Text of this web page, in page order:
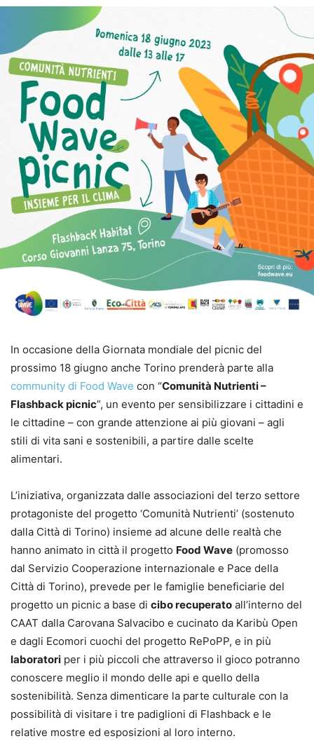
In occasione della Giornata mondiale del picnic del
prossimo 18 giugno anche Torino prenderà parte alla
community di Food Wave con “Comunità Nutrienti –
Flashback picnic”, un evento per sensibilizzare i cittadini e
le cittadine – con grande attenzione ai più giovani – agli
stili di vita sani e sostenibili, a partire dalle scelte
alimentari.
L’iniziativa, organizzata dalle associazioni del terzo settore
protagoniste del progetto ‘Comunità Nutrienti’ (sostenuto
dalla Città di Torino) insieme ad alcune delle realtà che
hanno animato in città il progetto Food Wave (promosso
dal Servizio Cooperazione internazionale e Pace della
Città di Torino), prevede per le famiglie beneficiarie del
progetto un picnic a base di cibo recuperato all’interno del
CAAT dalla Carovana Salvacibo e cucinato da Karibù Open
e dagli Ecomori cuochi del progetto RePoPP, e in più
laboratori per i più piccoli che attraverso il gioco potranno
conoscere meglio il mondo delle api e quello della
sostenibilità. Senza dimenticare la parte culturale con la
possibilità di visitare i tre padiglioni di Flashback e le
relative mostre ed esposizioni al loro interno.